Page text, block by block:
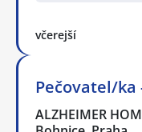
včerejší
Pečovatel/ka
ALZHEIMER